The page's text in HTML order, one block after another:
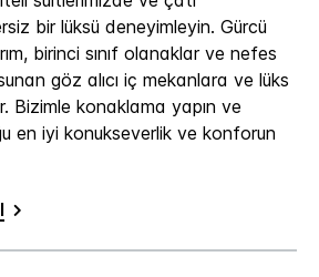
bir lüksü deneyimleyin. Gürcü
birinci sınıf olanaklar ve nefes
göz alıcı iç mekanlara ve lüks
Bizimle konaklama yapın ve
en iyi konukseverlik ve konforun